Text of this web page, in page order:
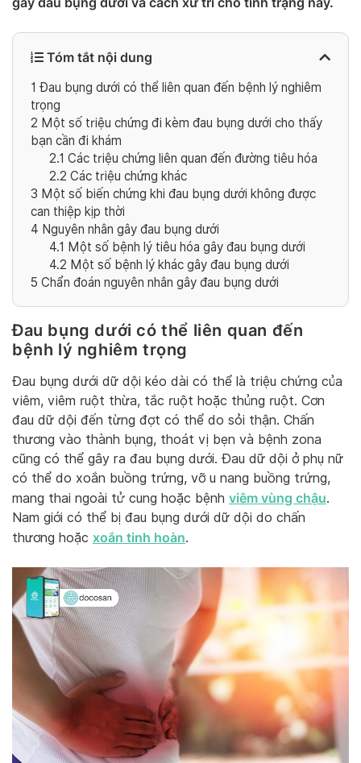
Tóm tắt nội dung
1 Đau bụng dưới có thể liên quan đến bệnh lý nghiêm
trọng
2 Một số triệu chứng đi kèm đau bụng dưới cho thấy
bạn cần đi khám
2.1 Các triệu chứng liên quan đến đường tiêu hóa
2.2 Các triệu chứng khác
3 Một số biến chứng khi đau bụng dưới không được
can thiệp kịp thời
4 Nguyên nhân gây đau bụng dưới
4.1 Một số bệnh lý tiêu hóa gây đau bụng dưới
4.2 Một số bệnh lý khác gây đau bụng dưới
5 Chẩn đoán nguyên nhân gây đau bụng dưới
Đau bụng dưới có thể liên quan đến
bệnh lý nghiêm trọng
Đau bụng dưới dữ dội kéo dài có thể là triệu chứng của
viêm, viêm ruột thừa, tắc ruột hoặc thủng ruột. Cơn
đau dữ dội đến từng đợt có thể do sỏi thận. Chấn
thương vào thành bụng, thoát vị bẹn và bệnh zona
cũng có thể gây ra đau bụng dưới. Đau dữ dội ở phụ nữ
có thể do xoắn buồng trứng, vỡ u nang buồng trứng,
mang thai ngoài tử cung hoặc bệnh viêm vùng chậu.
Nam giới có thể bị đau bụng dưới dữ dội do chấn
thương hoặc xoắn tinh hoàn.